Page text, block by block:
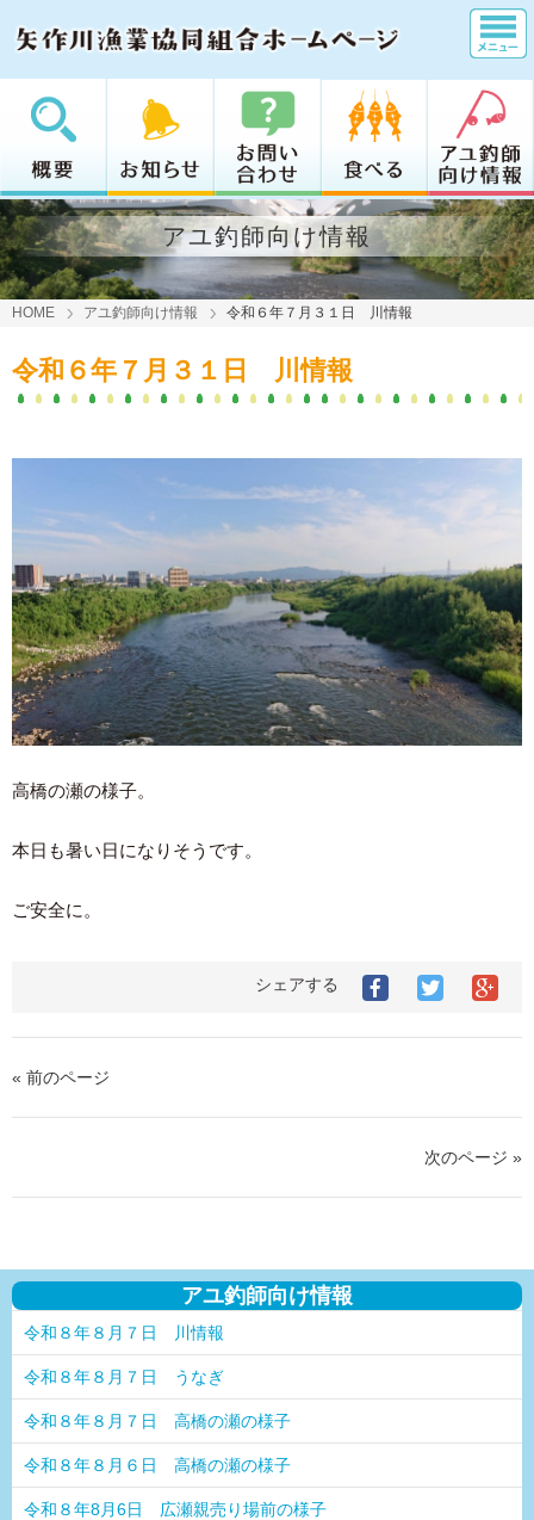
アユ釣師向け情報
HOME アユ釣師向け情報 令和６年７月３１日 川情報
令和６年７月３１日 川情報
高橋の瀬の様子。
本日も暑い日になりそうです。
ご安全に。
シェアする
« 前のページ
次のページ »
アユ釣師向け情報
令和８年８月７日 川情報
令和８年８月７日 うなぎ
令和８年８月７日 高橋の瀬の様子
令和８年８月６日 高橋の瀬の様子
令和８年8月6日 広瀬親売り場前の様子